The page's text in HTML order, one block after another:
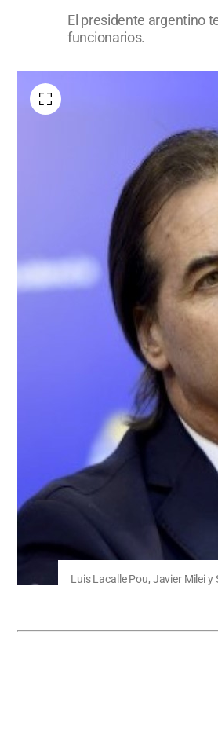
El presidente argentino
funcionarios.
Luis Lacalle Pou, Javier Milei